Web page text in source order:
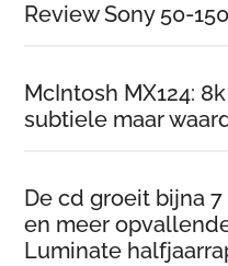
Review Sony 50-
McIntosh MX124:
subtiele maar
De cd groeit bijna
en meer
Luminate